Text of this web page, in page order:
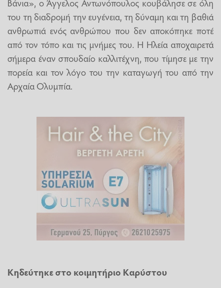
του τη διαδρομή την ευγένεια, τη δύναμη και τη βαθιά
ανθρωπιά ενός ανθρώπου που δεν αποκόπηκε ποτέ
από τον τόπο και τις μνήμες του. Η Ηλεία αποχαιρετά
σήμερα έναν σπουδαίο καλλιτέχνη, που τίμησε με την
πορεία και τον λόγο του την καταγωγή του από την
Αρχαία Ολυμπία.
Κηδεύτηκε στο κοιμητήριο Καρύστου